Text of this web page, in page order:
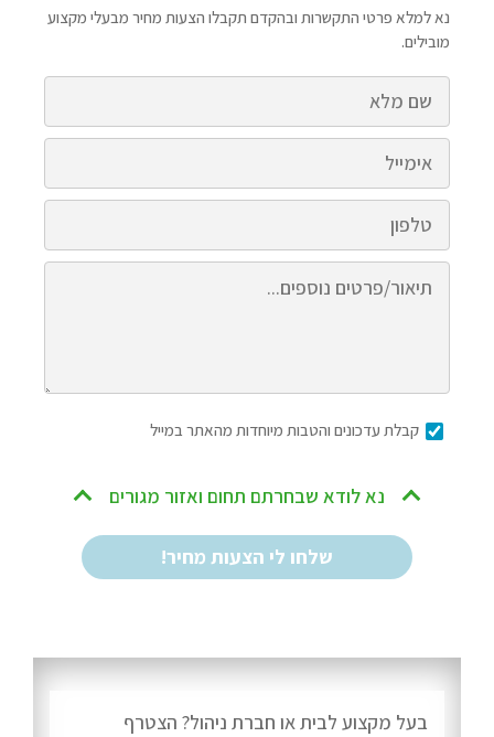
נא למלא פרטי התקשרות ובהקדם תקבלו הצעות מחיר מבעלי מקצוע
מובילים.
קבלת עדכונים והטבות מיוחדות מהאתר במייל
נא לודא שבחרתם תחום ואזור מגורים
בעל מקצוע לבית או חברת ניהול? הצטרף